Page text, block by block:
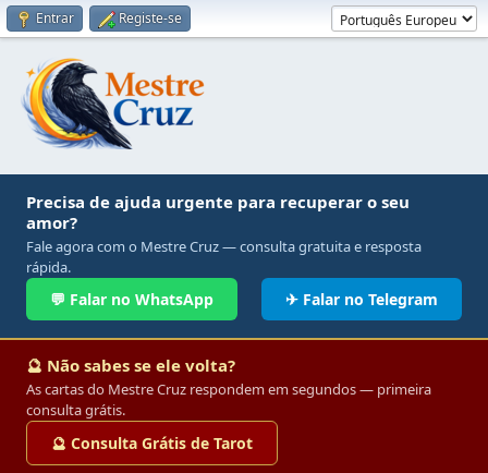
Entrar Registe-se
Precisa de ajuda urgente para recuperar o seu
amor?
Fale agora com o Mestre Cruz — consulta gratuita e resposta
rápida.
💬 Falar no WhatsApp ✈ Falar no Telegram
🔮 Não sabes se ele volta?
As cartas do Mestre Cruz respondem em segundos — primeira
consulta grátis.
🔮 Consulta Grátis de Tarot